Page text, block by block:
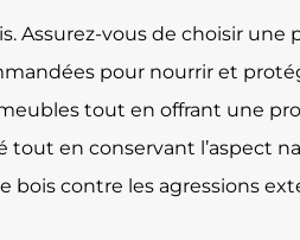
Assurez-vous de choisir
pour nourrir et
tout en offrant une
en conservant l’aspect
contre les agressions